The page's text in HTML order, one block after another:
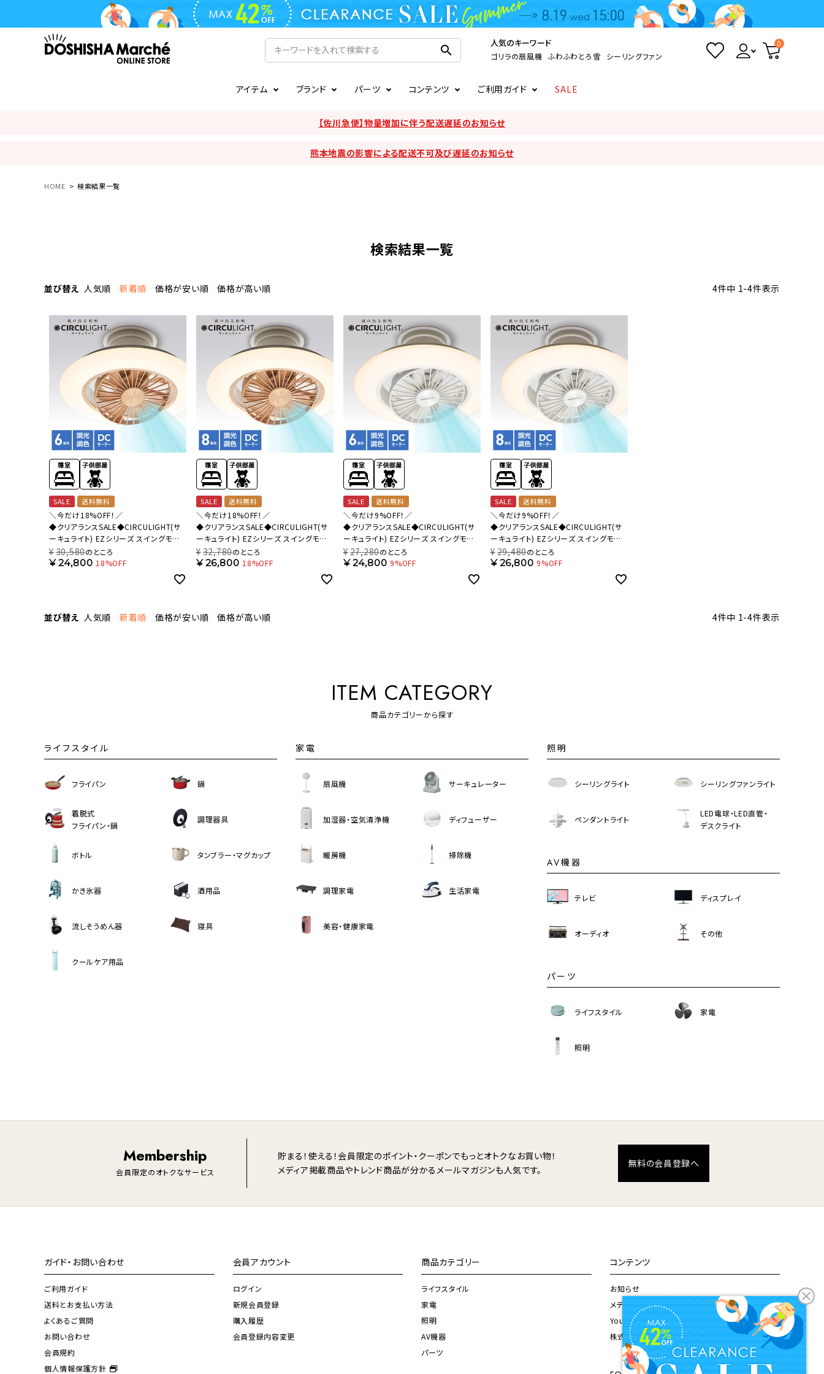
search 人気のキーワード
ゴリラの扇風機 ふわふわとろ雪 シーリングファン
0
アイテム
フライパン・鍋
扇風機 サーキュレーター
生活家電
その他
ブランド
CIRCULIGHT
LuminousLED
AVISTA
パーツ
照明関連
コンテンツ ご利用ガイド
送料とお支払いについて 注文確認メールの未着について
ご注文後のキャンセルについて 会員登録について
商品レビューについて
SALE
【佐川急便】物量増加に伴う配送遅延のお知らせ
熊本地震の影響による配送不可及び遅延のお知らせ
HOME 検索結果一覧
検索結果一覧
並び替え 人気順 新着順 価格が安い順 価格が高い順 4件中 1-4件表示
SALE 送料無料
＼今だけ18%OFF！／
◆クリアランスSALE◆CIRCULIGHT(サ
ーキュライト) EZシリーズ スイングモデ
ル 6畳タイプ ライトウッド DCC-
SW06EL【SH】
¥30,580のところ
¥24,800 18%OFF
SALE 送料無料
＼今だけ18%OFF！／
◆クリアランスSALE◆CIRCULIGHT(サ
ーキュライト) EZシリーズ スイングモデ
ル 8畳タイプ ライトウッド DCC-
SW08EL【SH】
¥32,780のところ
¥26,800 18%OFF
SALE 送料無料
＼今だけ9%OFF！／
◆クリアランスSALE◆CIRCULIGHT(サ
ーキュライト) EZシリーズ スイングモデ
ル 6畳タイプ DCC-SW06EC【SH】
¥27,280のところ
¥24,800 9%OFF
SALE 送料無料
＼今だけ9%OFF！／
◆クリアランスSALE◆CIRCULIGHT(サ
ーキュライト) EZシリーズ スイングモデ
ル 8畳タイプ DCC-SW08EC【SH】
¥29,480のところ
¥26,800 9%OFF
並び替え 人気順 新着順 価格が安い順 価格が高い順 4件中 1-4件表示
ITEM CATEGORY
商品カテゴリーから探す
ライフスタイル
フライパン 鍋
着脱式
フライパン・鍋
調理器具
ボトル タンブラー・マグカップ
かき氷器 酒用品
流しそうめん器 寝具
クールケア用品
家電
扇風機 サーキュレーター
加湿器・空気清浄機 ディフューザー
暖房機 掃除機
調理家電 生活家電
美容・健康家電
照明
シーリングライト シーリングファンライト
ペンダントライト
LED電球・LED直管・
デスクライト
AV機器
テレビ ディスプレイ
オーディオ その他
パーツ
ライフスタイル 家電
照明
Membership
会員限定のオトクなサービス
貯まる！使える！会員限定のポイント・クーポンでもっとオトクなお買い物！
メディア掲載商品やトレンド商品が分かるメールマガジンも人気です。
無料の会員登録へ
ガイド・お問い合わせ
ご利用ガイド
送料とお支払い方法
よくあるご質問
お問い合わせ
会員規約
個人情報保護方針
会員アカウント
ログイン
新規会員登録
購入履歴
会員登録内容変更
商品カテゴリー
ライフスタイル
家電
照明
AV機器
パーツ
コンテンツ
お知らせ
メディア掲載情報
Youtubeチャンネル
株式会社ドウシシャ公式サイト